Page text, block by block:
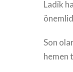
Ladik
Son
hemen